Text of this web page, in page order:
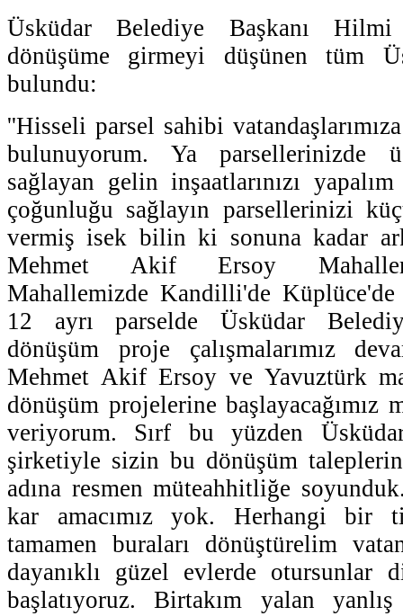
Üsküdar Belediye Başkanı
dönüşüme girmeyi düşünen tüm
bulundu:
''Hisseli parsel sahibi
bulunuyorum. Ya parsellerinizde
sağlayan gelin inşaatlarınızı
çoğunluğu sağlayın parsellerinizi
vermiş isek bilin ki sonuna kadar
Mehmet Akif Ersoy
Mahallemizde Kandilli'de Küplüce'de
12 ayrı parselde Üsküdar
dönüşüm proje çalışmalarımız
Mehmet Akif Ersoy ve Yavuztürk
dönüşüm projelerine başlayacağımız
veriyorum. Sırf bu yüzden
şirketiyle sizin bu dönüşüm
adına resmen müteahhitliğe
kar amacımız yok. Herhangi bir
tamamen buraları dönüştürelim
dayanıklı güzel evlerde otursunlar
başlatıyoruz. Birtakım yalan